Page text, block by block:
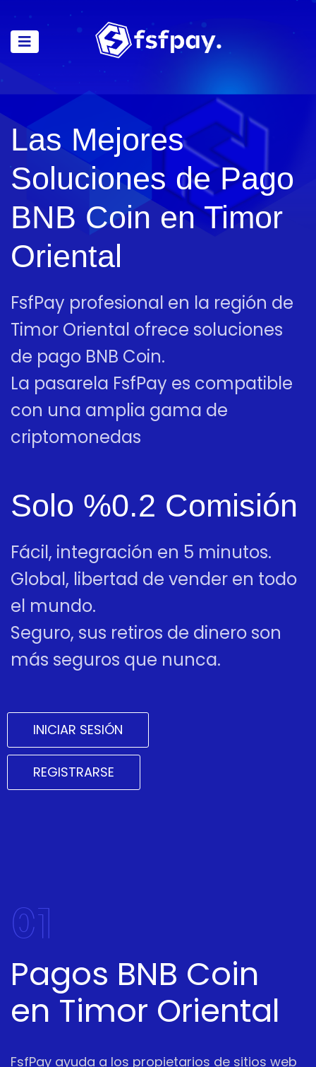
Las Mejores
Soluciones de Pago
BNB Coin en Timor
Oriental
FsfPay profesional en la región de
Timor Oriental ofrece soluciones
de pago BNB Coin.
La pasarela FsfPay es compatible
con una amplia gama de
criptomonedas
Solo %0.2 Comisión
Fácil, integración en 5 minutos.
Global, libertad de vender en todo
el mundo.
Seguro, sus retiros de dinero son
más seguros que nunca.
INICIAR SESIÓN
REGISTRARSE
01
Pagos BNB Coin
en Timor Oriental
FsfPay ayuda a los propietarios de sitios web